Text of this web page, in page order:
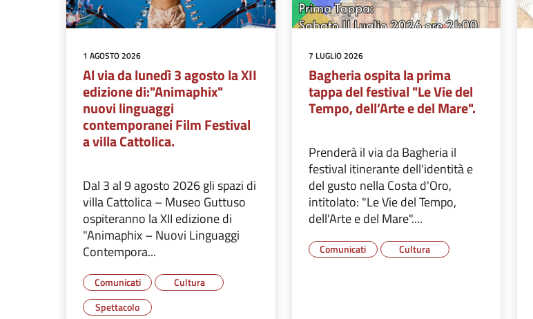
1 AGOSTO 2026
Al via da lunedì 3 agosto la XII
edizione di:"Animaphix"
nuovi linguaggi
contemporanei Film Festival
a villa Cattolica.
Dal 3 al 9 agosto 2026 gli spazi di
villa Cattolica – Museo Guttuso
ospiteranno la XII edizione di
"Animaphix – Nuovi Linguaggi
Contempora...
Comunicati
Cultura
Spettacolo
7 LUGLIO 2026
Bagheria ospita la prima
tappa del festival "Le Vie del
Tempo, dell’Arte e del Mare".
​Prenderà il via da Bagheria il
festival itinerante dell'identità e
del gusto nella Costa d'Oro,
intitolato: "Le Vie del Tempo,
dell'Arte e del Mare"....
Comunicati Cultura